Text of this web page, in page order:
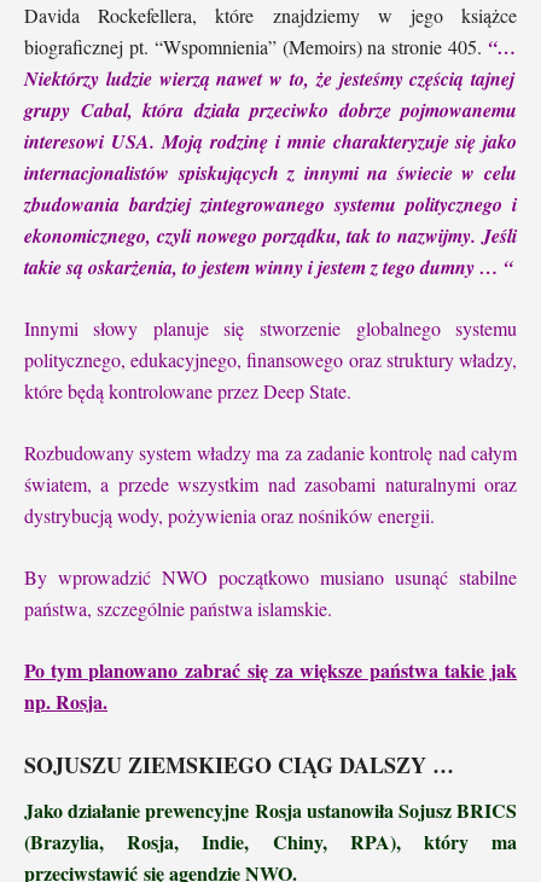
Davida Rockefellera, które znajdziemy w jego książce
biograficznej pt. “Wspomnienia” (Memoirs) na stronie 405. “…
Niektórzy ludzie wierzą nawet w to, że jesteśmy częścią tajnej
grupy Cabal, która działa przeciwko dobrze pojmowanemu
interesowi USA. Moją rodzinę i mnie charakteryzuje się jako
internacjonalistów spiskujących z innymi na świecie w celu
zbudowania bardziej zintegrowanego systemu politycznego i
ekonomicznego, czyli nowego porządku, tak to nazwijmy. Jeśli
takie są oskarżenia, to jestem winny i jestem z tego dumny… “
Innymi słowy planuje się stworzenie globalnego systemu
politycznego, edukacyjnego, finansowego oraz struktury władzy,
które będą kontrolowane przez Deep State.
Rozbudowany system władzy ma za zadanie kontrolę nad całym
światem, a przede wszystkim nad zasobami naturalnymi oraz
dystrybucją wody, pożywienia oraz nośników energii.
By wprowadzić NWO początkowo musiano usunąć stabilne
państwa, szczególnie państwa islamskie.
Po tym planowano zabrać się za większe państwa takie jak
np. Rosja.
SOJUSZU ZIEMSKIEGO CIĄG DALSZY …
Jako działanie prewencyjne Rosja ustanowiła Sojusz BRICS
(Brazylia, Rosja, Indie, Chiny, RPA), który ma
przeciwstawić się agendzie NWO.